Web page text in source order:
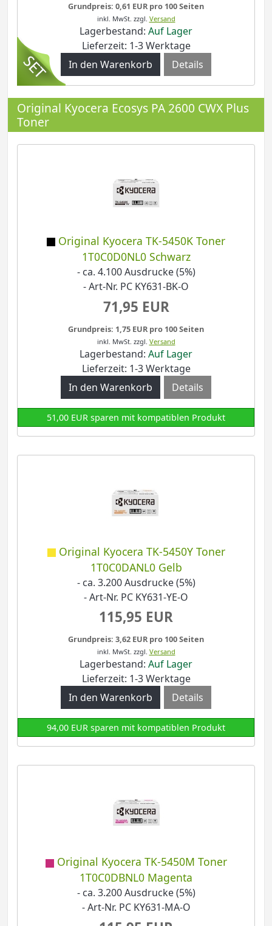
Grundpreis: 0,61 EUR pro 100 Seiten
inkl. MwSt. zzgl. Versand
Lagerbestand: Auf Lager
Lieferzeit: 1-3 Werktage
Details
Original Kyocera Ecosys PA 2600 CWX Plus
Toner
Original Kyocera TK-5450K Toner
1T0C0D0NL0 Schwarz
- ca. 4.100 Ausdrucke (5%)
- Art-Nr. PC KY631-BK-O
71,95 EUR
Grundpreis: 1,75 EUR pro 100 Seiten
inkl. MwSt. zzgl. Versand
Lagerbestand: Auf Lager
Lieferzeit: 1-3 Werktage
Details
51,00 EUR sparen mit kompatiblen Produkt
Original Kyocera TK-5450Y Toner
1T0C0DANL0 Gelb
- ca. 3.200 Ausdrucke (5%)
- Art-Nr. PC KY631-YE-O
115,95 EUR
Grundpreis: 3,62 EUR pro 100 Seiten
inkl. MwSt. zzgl. Versand
Lagerbestand: Auf Lager
Lieferzeit: 1-3 Werktage
Details
94,00 EUR sparen mit kompatiblen Produkt
Original Kyocera TK-5450M Toner
1T0C0DBNL0 Magenta
- ca. 3.200 Ausdrucke (5%)
- Art-Nr. PC KY631-MA-O